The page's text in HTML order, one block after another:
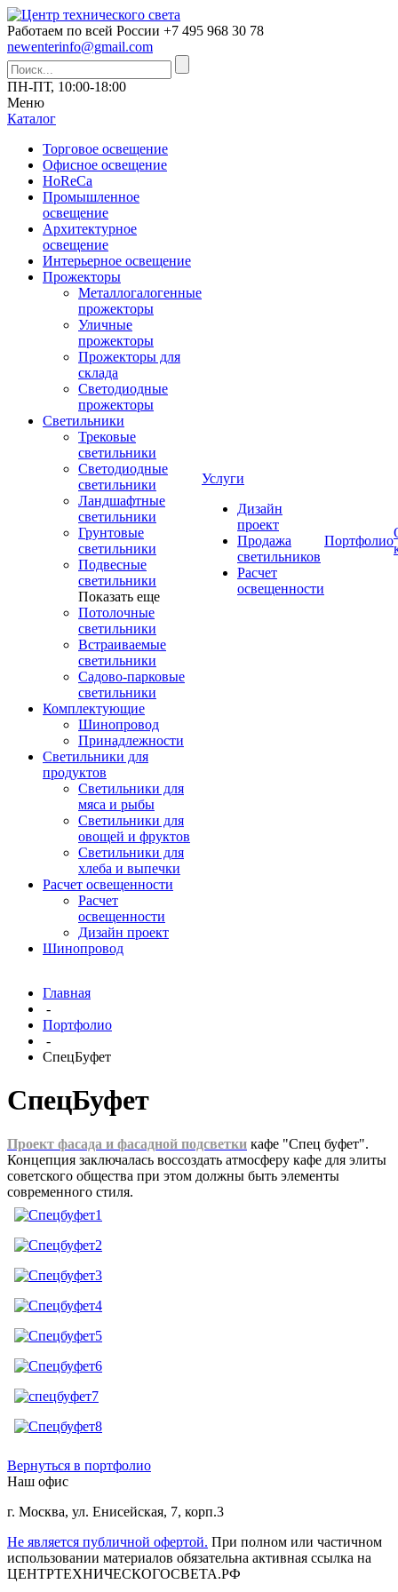
Работаем по всей России +7 495 968 30 78
newenterinfo@gmail.com
ПН-ПТ, 10:00-18:00
Меню
Каталог
Торговое освещение
Офисное освещение
HoReCa
Промышленное
освещение
Архитектурное
освещение
Интерьерное освещение
Прожекторы
Металлогалогенные
прожекторы
Уличные
прожекторы
Прожекторы для
склада
Светодиодные
прожекторы
Светильники
Трековые
светильники
Светодиодные
светильники
Ландшафтные
светильники
Грунтовые
светильники
Подвесные
светильники
Показать еще
Потолочные
светильники
Встраиваемые
светильники
Садово-парковые
светильники
Комплектующие
Шинопровод
Принадлежности
Светильники для
продуктов
Светильники для
мяса и рыбы
Светильники для
овощей и фруктов
Светильники для
хлеба и выпечки
Расчет освещенности
Расчет
освещенности
Дизайн проект
Шинопровод
Услуги
Дизайн
проект
Продажа
светильников
Расчет
освещенности
Портфолио
Главная
-
Портфолио
-
СпецБуфет
СпецБуфет
Проект фасада и фасадной подсветки кафе "Спец буфет".
Концепция заключалась воссоздать атмосферу кафе для элиты
советского общества при этом должны быть элементы
современного стиля.
Вернуться в портфолио
Наш офис
г. Москва, ул. Енисейская, 7, корп.3
Не является публичной офертой. При полном или частичном
использовании материалов обязательна активная ссылка на
ЦЕНТРТЕХНИЧЕСКОГОСВЕТА.РФ